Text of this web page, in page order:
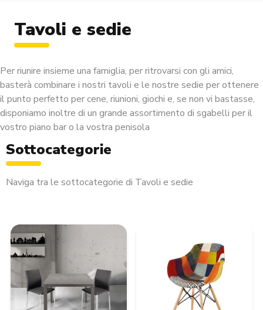
Tavoli e sedie
Sottocategorie
Naviga tra le sottocategorie di Tavoli e sedie
Per riunire insieme una famiglia, per ritrovarsi con gli amici,
basterà combinare i nostri tavoli e le nostre sedie per ottenere
il punto perfetto per cene, riunioni, giochi e, se non vi bastasse,
disponiamo inoltre di un grande assortimento di sgabelli per il
vostro piano bar o la vostra penisola